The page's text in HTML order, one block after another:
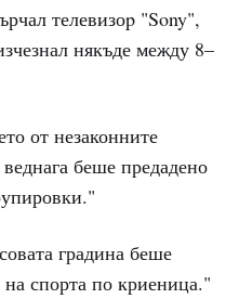
телевизоp "Sony",
някъде между 8–
от незаконните
беше предадено
градина беше
на спорта по криеница."